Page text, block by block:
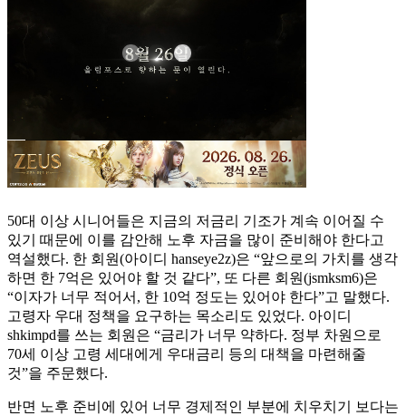
50대 이상 시니어들은 지금의 저금리 기조가 계속 이어질 수
있기 때문에 이를 감안해 노후 자금을 많이 준비해야 한다고
역설했다. 한 회원(아이디 hanseye2z)은 “앞으로의 가치를 생각
하면 한 7억은 있어야 할 것 같다”, 또 다른 회원(jsmksm6)은
“이자가 너무 적어서, 한 10억 정도는 있어야 한다”고 말했다.
고령자 우대 정책을 요구하는 목소리도 있었다. 아이디
shkimpd를 쓰는 회원은 “금리가 너무 약하다. 정부 차원으로
70세 이상 고령 세대에게 우대금리 등의 대책을 마련해줄
것”을 주문했다.
반면 노후 준비에 있어 너무 경제적인 부분에 치우치기 보다는